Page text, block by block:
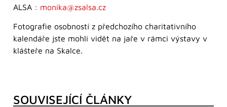
ALSA : monika@zsalsa.cz
Fotografie osobností z předchozího charitativního
kalendáře jste mohli vidět na jaře v rámci výstavy v
klášteře na Skalce.
SOUVISEJÍCÍ ČLÁNKY